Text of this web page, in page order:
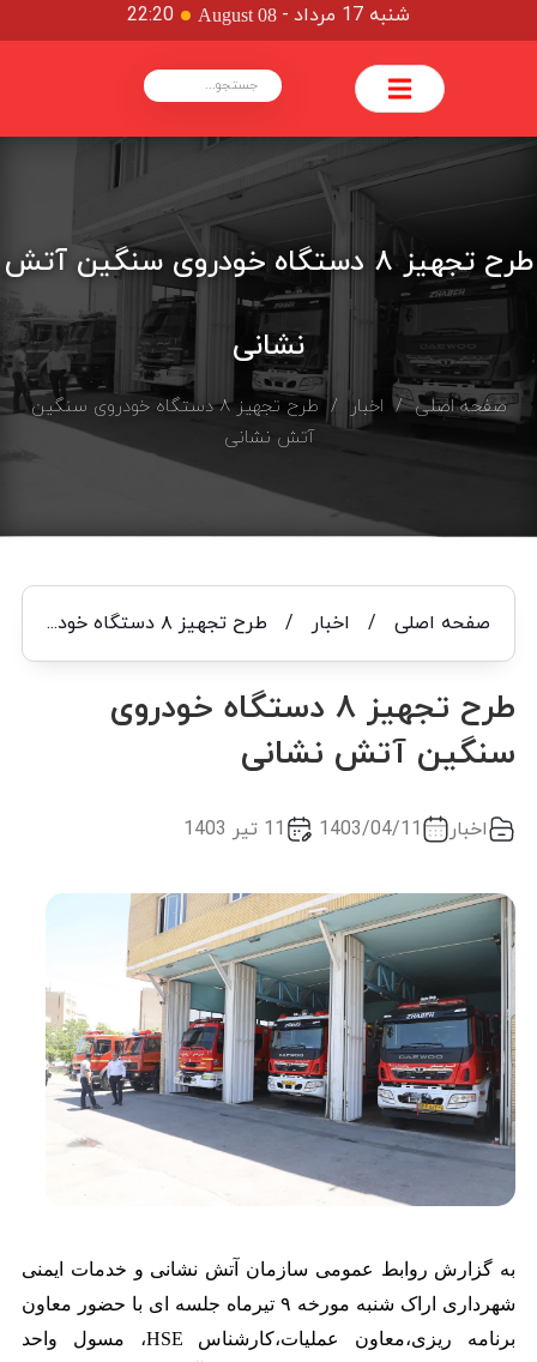
شنبه 17 مرداد -
August 08
22:20
طرح تجهیز ۸ دستگاه خودروی سنگین آتش
نشانی
صفحه اصلی/ اخبار
/ طرح تجهیز ۸ دستگاه خودروی سنگین
آتش نشانی
صفحه اصلی/ اخبار / طرح تجهیز ۸ دستگاه خودروی سنگین آتش نشانی
طرح تجهیز ۸ دستگاه خودروی
سنگین آتش نشانی
اخبار 1403/04/11 11 تیر 1403
به گزارش روابط عمومی سازمان آتش نشانی و خدمات ایمنی
شهرداری اراک شنبه مورخه ۹ تیرماه جلسه ای با حضور معاون
برنامه ریزی،معاون عملیات،کارشناس HSE، مسول واحد